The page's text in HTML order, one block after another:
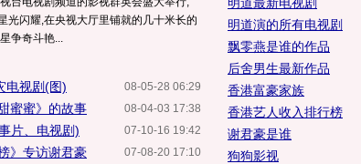
光闪耀,在央视大厅里铺就的几十米长的
争奇斗艳...
08-05-28 06:29
电视剧(图)
08-04-03 17:38
蜜蜜》的故事
07-10-16 19:42
片、电视剧)
07-08-20 17:10
》专访谢君豪
明道演的所有电视剧
飘零燕是谁的作品
后舍男生最新作品
香港富豪家族
香港艺人收入排行榜
谢君豪是谁
狗狗影视